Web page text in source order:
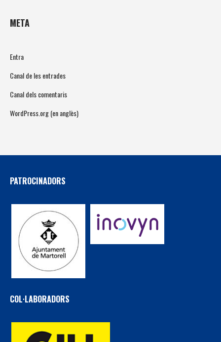
META
Entra
Canal de les entrades
Canal dels comentaris
WordPress.org (en anglès)
PATROCINADORS
COL·LABORADORS